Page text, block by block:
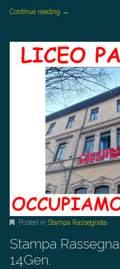
Continue reading →
Posted in Stampa Rassegnata
Stampa
14Gen.